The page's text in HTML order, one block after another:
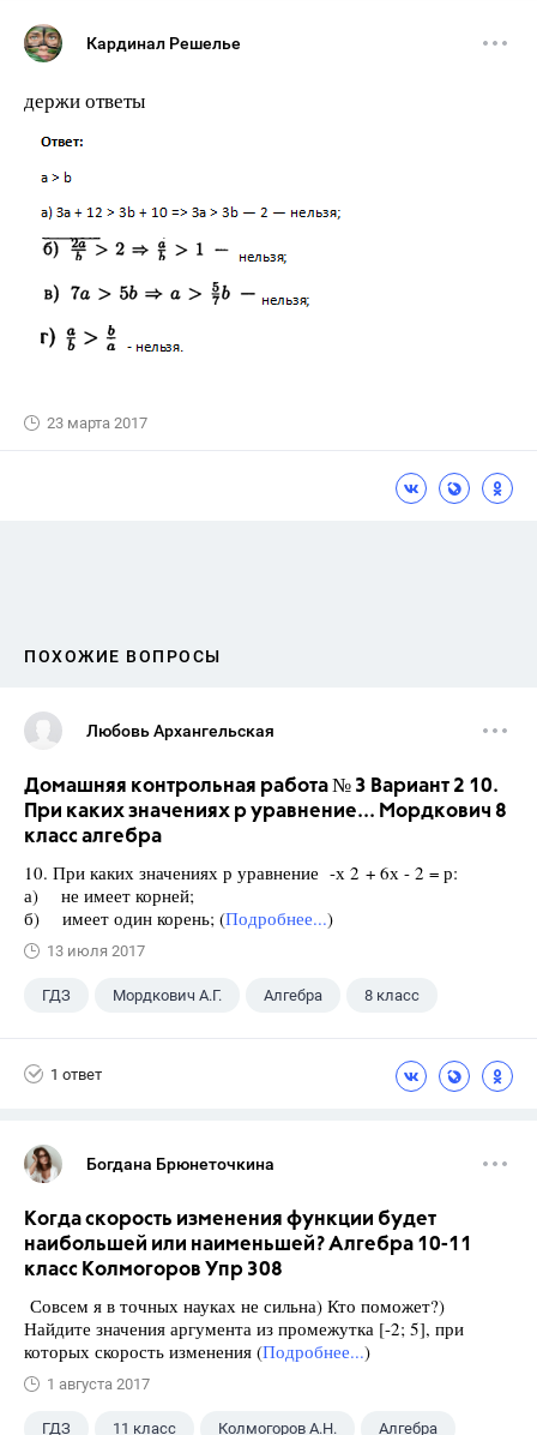
Кардинал Решелье
держи ответы
23 марта 2017
ПОХОЖИЕ ВОПРОСЫ
Любовь Архангельская
Домашняя контрольная работа № 3 Вариант 2 10.
При каких значениях р уравнение... Мордкович 8
класс алгебра
10. При каких значениях р уравнение -х 2 + 6х - 2 = р:
а) не имеет корней;
б) имеет один корень; (Подробнее...)
13 июля 2017
ГДЗ Мордкович А.Г. Алгебра 8 класс
1 ответ
Богдана Брюнеточкина
Когда скорость изменения функции будет
наибольшей или наименьшей? Алгебра 10-11
класс Колмогоров Упр 308
Совсем я в точных науках не сильна) Кто поможет?)
Найдите значения аргумента из промежутка [-2; 5], при
которых скорость изменения (Подробнее...)
1 августа 2017
ГДЗ 11 класс Колмогоров А.Н. Алгебра